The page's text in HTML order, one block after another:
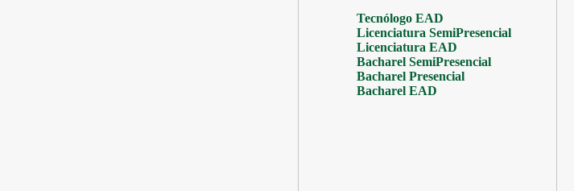
Tecnólogo EAD
Licenciatura SemiPresencial
Licenciatura EAD
Bacharel SemiPresencial
Bacharel Presencial
Bacharel EAD